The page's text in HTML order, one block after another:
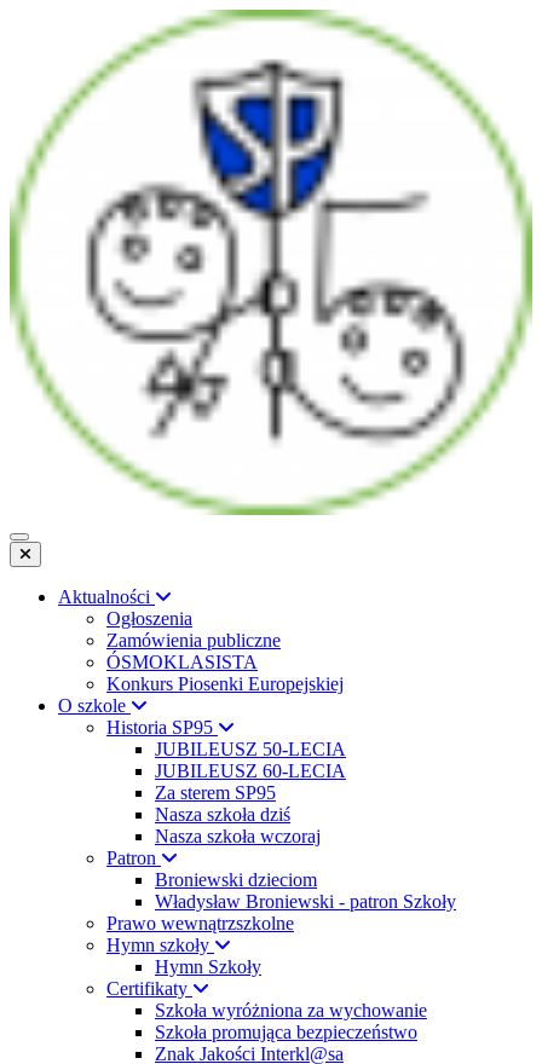
Aktualności
Ogłoszenia
Zamówienia publiczne
ÓSMOKLASISTA
Konkurs Piosenki Europejskiej
O szkole
Historia SP95
JUBILEUSZ 50-LECIA
JUBILEUSZ 60-LECIA
Za sterem SP95
Nasza szkoła dziś
Nasza szkoła wczoraj
Patron
Broniewski dzieciom
Władysław Broniewski - patron Szkoły
Prawo wewnątrzszkolne
Hymn szkoły
Hymn Szkoły
Certifikaty
Szkoła wyróżniona za wychowanie
Szkoła promująca bezpieczeństwo
Znak Jakości Interkl@sa